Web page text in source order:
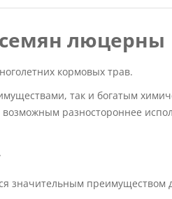
люцерны
кормовых трав.
так и богатым
разностороннее
значительным преимуществом